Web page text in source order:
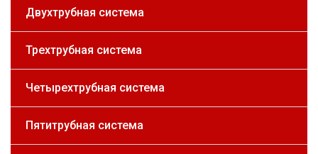
Двухтрубная система
Трехтрубная система
Четырехтрубная система
Пятитрубная система